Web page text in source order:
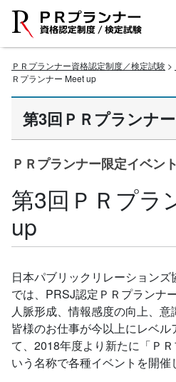
ＰＲプランナー資格認定制度／検定試験 >
Ｒプランナー Meet up
第3回ＰＲプランナ
ＰＲプランナー限定イベン
第3回ＰＲプラ
up
日本パブリックリレーション
では、PRSJ認定ＰＲプランナ
人脈形成、情報感度の向上、意
皆様のお仕事が今以上にレベ
て、2018年度より新たに「Ｐ
いう名称で各種イベントを開催